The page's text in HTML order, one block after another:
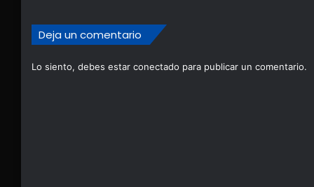
Deja un comentario
Lo siento, debes estar conectado para publicar un comentario.